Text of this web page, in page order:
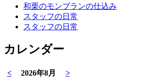
和栗のモンブランの仕込み
スタッフの日常
スタッフの日常
カレンダー
< 2026年8月
>